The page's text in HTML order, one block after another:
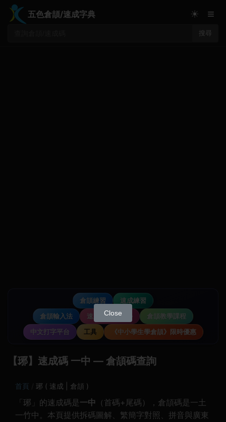
五色倉頡/速成字典
搜尋
☀ ≡
倉頡練習
速成練習
倉頡輸入法
速成輸入法教學
倉頡教學課程
中文打字平台
工具 《中小學生學倉頡》限時優惠
【琊】速成碼 一中 — 倉頡碼查詢
首頁 琊 ( 速成 | 倉頡 )
「琊」的速成碼是 一中 （首碼+尾碼），倉頡碼是一土
一竹中。本頁提供拆碼圖解、繁簡字對照、拼音與廣東
Close